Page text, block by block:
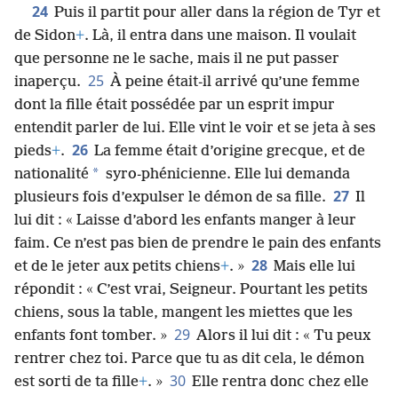
24 Puis il partit pour aller dans la région de Tyr et
de Sidon+. Là, il entra dans une maison. Il voulait
que personne ne le sache, mais il ne put passer
inaperçu. 25 À peine était-il arrivé qu’une femme
dont la fille était possédée par un esprit impur
entendit parler de lui. Elle vint le voir et se jeta à ses
pieds+. 26 La femme était d’origine grecque, et de
nationalité * syro-phénicienne. Elle lui demanda
plusieurs fois d’expulser le démon de sa fille. 27 Il
lui dit : « Laisse d’abord les enfants manger à leur
faim. Ce n’est pas bien de prendre le pain des enfants
et de le jeter aux petits chiens+. » 28 Mais elle lui
répondit : « C’est vrai, Seigneur. Pourtant les petits
chiens, sous la table, mangent les miettes que les
enfants font tomber. » 29 Alors il lui dit : « Tu peux
rentrer chez toi. Parce que tu as dit cela, le démon
est sorti de ta fille+. » 30 Elle rentra donc chez elle